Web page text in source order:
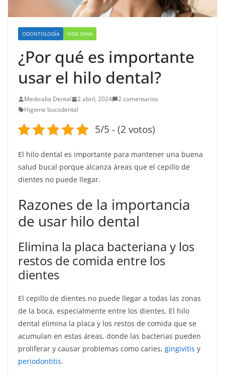
ODONTOLOGÍA VIDA SANA
¿Por qué es importante
usar el hilo dental?
Medicalia Dental 2 abril, 2024
2 comentarios
Higiene bucodental
5/5 - (2 votos)
El hilo dental es importante para mantener una buena
salud bucal porque alcanza áreas que el cepillo de
dientes no puede llegar.
Razones de la importancia
de usar hilo dental
Elimina la placa bacteriana y los
restos de comida entre los
dientes
El cepillo de dientes no puede llegar a todas las zonas
de la boca, especialmente entre los dientes. El hilo
dental elimina la placa y los restos de comida que se
acumulan en estas áreas, donde las bacterias pueden
proliferar y causar problemas como caries, gingivitis y
periodontitis.